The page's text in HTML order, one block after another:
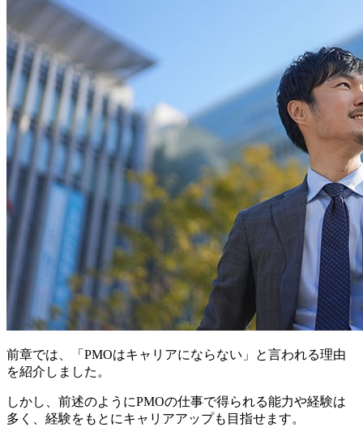
前章では、「PMOはキャリアにならない」と言われる理由
を紹介しました。
しかし、前述のようにPMOの仕事で得られる能力や経験は
多く、経験をもとにキャリアアップも目指せます。